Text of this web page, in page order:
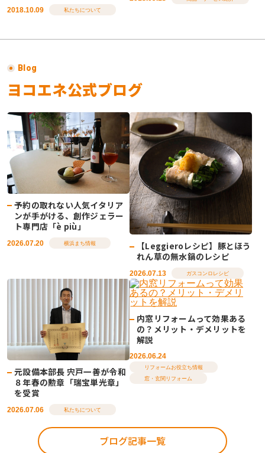
2018.10.09 私たちについて
Blog
ヨコエネ公式ブログ
予約の取れない人気イタリア
ンが手がける、創作ジェラー
ト専門店「è più」
2026.07.20 横浜まち情報
【Leggieroレシピ】豚とほう
れん草の無水鍋のレシピ
2026.07.13 ガスコンロレシピ
元設備本部長 宍戸一善が令和
８年春の勲章「瑞宝単光章」
を受賞
2026.07.06 私たちについて
内窓リフォームって効果ある
の？メリット・デメリットを
解説
2026.06.24
リフォームお役立ち情報
窓・玄関リフォーム
ブログ記事一覧